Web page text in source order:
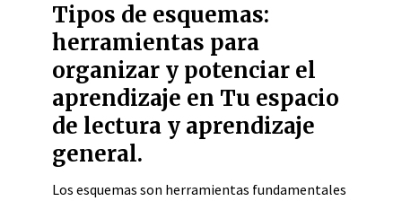
Tipos de esquemas:
herramientas para
organizar y potenciar el
aprendizaje en Tu espacio
de lectura y aprendizaje
general.
Los esquemas son herramientas fundamentales